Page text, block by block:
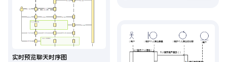
实时预览聊天时序图